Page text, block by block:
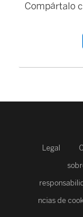
Compártalo
Legal
ncias de